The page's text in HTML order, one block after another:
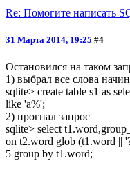
Re: Помогите написать
31 Марта 2014, 19:25 #4
Остановился на таком
1) выбрал все слова
sqlite> create table s1 as
like 'а%';
2) прогнал запрос
sqlite> select
on t2.word glob (t1.word ||
5 group by t1.word;